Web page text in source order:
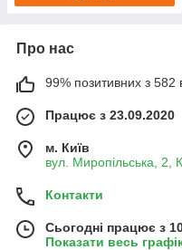
Про нас
99% позитивних з 582
Працює з 23.09.2020
м. Київ
вул. Миропільська, 2,
Контакти
Сьогодні працює з
Показати весь